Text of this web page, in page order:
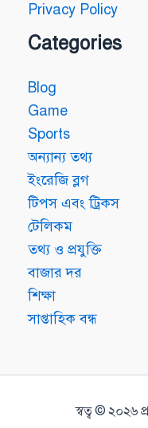
Privacy Policy
Categories
Blog
Game
Sports
অন্যান্য তথ্য
ইংরেজি ব্লগ
টিপস এবং ট্রিকস
টেলিকম
তথ্য ও প্রযুক্তি
বাজার দর
শিক্ষা
সাপ্তাহিক বন্ধ
স্বত্ব © ২০২৬